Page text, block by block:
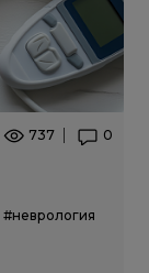
737 0
#неврология